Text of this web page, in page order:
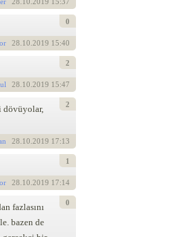
28 .10.2019 15:40
0
28 .10.2019 15:47
2
dövüyolar,
28 .10.2019 17:13
2
28 .10.2019 17:14
1
fazlasını
bazen de
0